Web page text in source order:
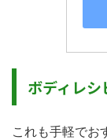
ボディレ
これも手軽でお